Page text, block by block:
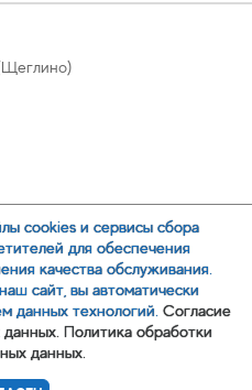
cookies и сервисы сбора
для обеспечения
качества обслуживания.
сайт, вы автоматически
данных технологий. Согласие
Политика обработки
данных.